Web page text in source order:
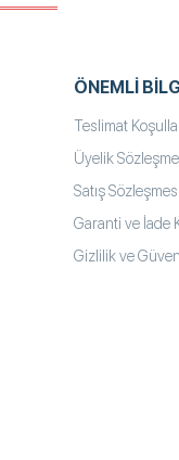
ÖNEMLI
Teslimat
Üyelik
Satış Sözleşmesi
Garanti ve İade
Gizlilik ve